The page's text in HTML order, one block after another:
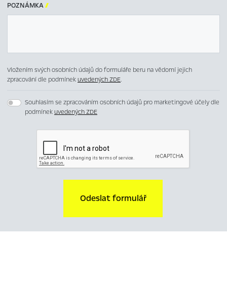
POZNÁMKA
Vložením svých osobních údajů do formuláře beru na vědomí jejich
zpracování dle podmínekuvedených ZDE.
Souhlasím se zpracováním osobních údajů pro marketingové účely dle
podmínekuvedených ZDE
Odeslat formulář